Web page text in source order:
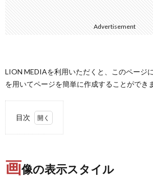
Advertisement
LION MEDIAを利用いただくと、このページ
を用いてページを簡単に作成することができ
目次
1.
示ス
タイ
画像の表示スタイル